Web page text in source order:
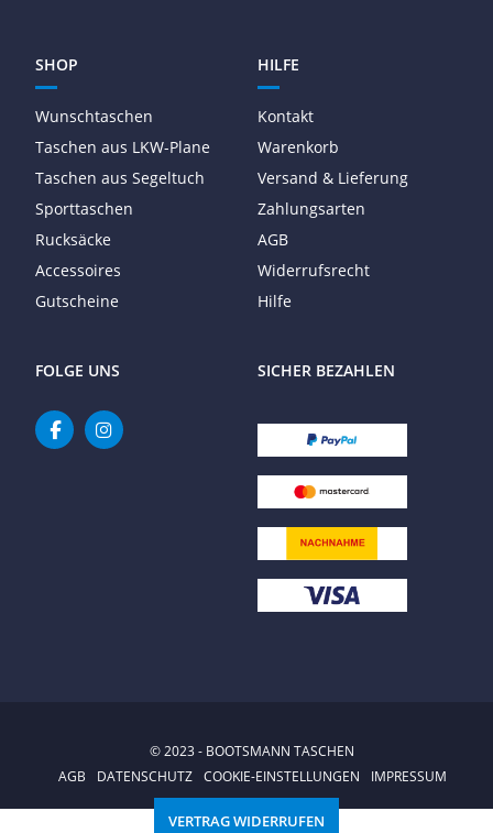
SHOP
Wunschtaschen
Taschen aus LKW-Plane
Taschen aus Segeltuch
Sporttaschen
Rucksäcke
Accessoires
Gutscheine
HILFE
Kontakt
Warenkorb
Versand & Lieferung
Zahlungsarten
AGB
Widerrufsrecht
Hilfe
FOLGE UNS SICHER BEZAHLEN
© 2023 - BOOTSMANN TASCHEN
AGB
DATENSCHUTZ COOKIE-EINSTELLUNGEN IMPRESSUM
VERTRAG WIDERRUFEN